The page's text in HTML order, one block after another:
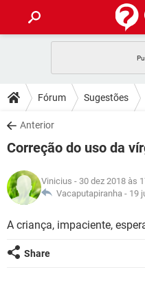
CELULAR
OUTLOOK
INSTAGRAM
GUIA DE COMPRAS
DICAS
JOGOS
INSTAGRAM
GUIA DE COMPRAS
DOWNLOADS
JOGOS
CELULAR
OUTLOOK
INSTAGRAM
JOGOS
CELULAR
OUTLOOK
INSTAGRAM
GLOSSÁRIO
JOGOS
Fórum Sugestões
Anterior
Correção do uso da
Vinicius - 30 dez 2018 às
Vacaputapiranha - 19
A criança, impaciente,
Share